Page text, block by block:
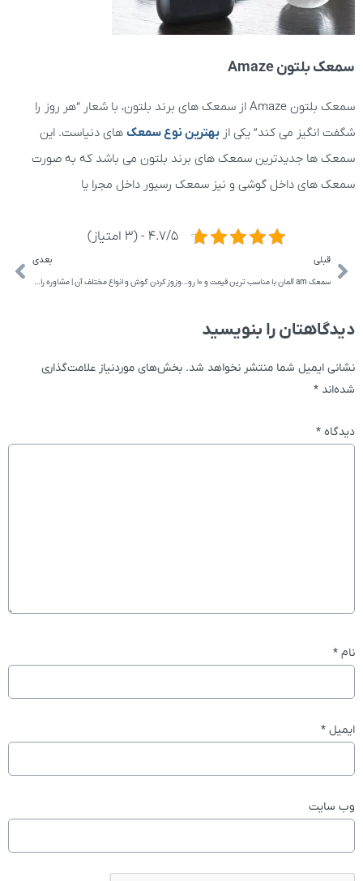
سمعک بلتون Amaze
سمعک بلتون Amaze از سمعک های برند بلتون، با شعار “هر روز را
شگفت انگیز می کند” یکی از بهترین نوع سمعک های دنیاست. این
سمعک ها جدیدترین سمعک های برند بلتون می باشد که به صورت
سمعک های داخل گوشی و نیز سمعک رسیور داخل مجرا یا
4.7/5 - (3 امتیاز)
قبلی
سمعک am آلمان با مناسب ترین قیمت و 10 روز تست
بعدی
وزوز کردن گوش و انواع مختلف آن | مشاوره رایگان
دیدگاهتان را بنویسید
نشانی ایمیل شما منتشر نخواهد شد. بخش‌های موردنیاز علامت‌گذاری
شده‌اند *
دیدگاه *
نام *
ایمیل *
وب‌ سایت